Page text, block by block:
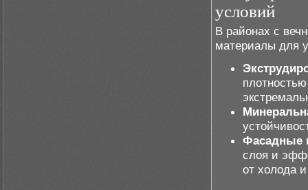
условий
В районах с
материалы для
Фасадные
слоя и
от холода